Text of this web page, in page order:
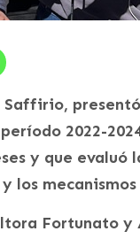
Saffirio,
2022-
y que evaluó
los
Fortunato y